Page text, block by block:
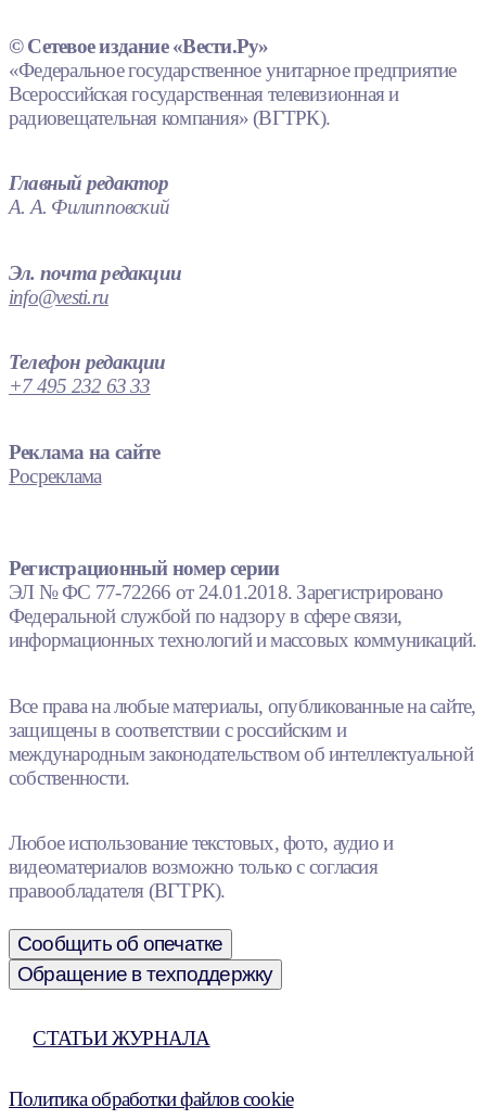
© Сетевое издание «Вести.Ру»
«Федеральное государственное унитарное предприятие
Всероссийская государственная телевизионная и
радиовещательная компания» (ВГТРК).
Главный редактор
А. А. Филипповский
Эл. почта редакции
info@vesti.ru
Телефон редакции
+7 495 232 63 33
Реклама на сайте
Росреклама
Регистрационный номер серии
ЭЛ № ФС 77-72266 от 24.01.2018. Зарегистрировано
Федеральной службой по надзору в сфере связи,
информационных технологий и массовых коммуникаций.
Все права на любые материалы, опубликованные на сайте,
защищены в соответствии с российским и
международным законодательством об интеллектуальной
собственности.
Любое использование текстовых, фото, аудио и
видеоматериалов возможно только с согласия
правообладателя (ВГТРК).
Сообщить об опечатке
Обращение в техподдержку
СТАТЬИ ЖУРНАЛА
Политика обработки файлов cookie